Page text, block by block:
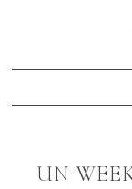
UN